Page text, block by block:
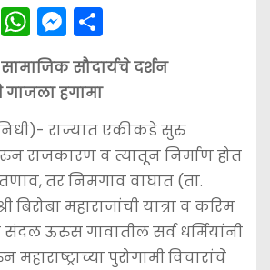
W
h
a
ts
A
p
p
M
e
s
s
e
n
g
er
S
h
ar
सौदार्यचे दर्शन
गाजला हगामा
राज्यात एकीकडे सुरु
राजकारण व त्यातून निर्माण होत
तर निमगाव वाघात (ता.
बिरोबा महाराजांची यात्रा व करिम
संदल ऊरुस गावातील सर्व धर्मियांनी
पुरोगामी विचारांचे